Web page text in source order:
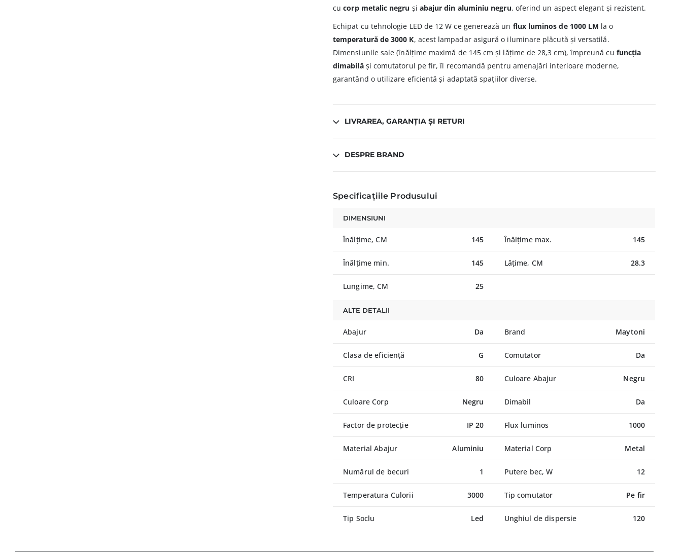
cucorp metalic negru și abajur din aluminiu negru, oferind un aspect elegant și rezistent.
Echipat cu tehnologie LED de 12 W ce generează un flux luminos de 1000 LM la o
temperatură de 3000 K, acest lampadar asigură o iluminare plăcută și versatilă.
Dimensiunile sale (înălțime maximă de 145 cm și lățime de 28,3 cm), împreună cu funcția
dimabilăși comutatorul pe fir, îl recomandă pentru amenajări interioare moderne,
garantând o utilizare eficientă și adaptată spațiilor diverse.
LIVRAREA, GARANȚIA ȘI RETURI
DESPRE BRAND
Specificațiile Produsului
DIMENSIUNI
Înălțime, CM 145 Înălțime max. 145
Înălțime min. 145 Lățime, CM 28.3
Lungime, CM 25
ALTE DETALII
Abajur Da Brand Maytoni
Clasa de eficiență G Comutator Da
CRI 80 Culoare Abajur Negru
Culoare Corp Negru Dimabil Da
Factor de protecție IP 20 Flux luminos 1000
Material Abajur Aluminiu Material Corp Metal
Numărul de becuri 1 Putere bec, W 12
Temperatura Culorii 3000 Tip comutator Pe fir
Tip Soclu Led Unghiul de dispersie 120